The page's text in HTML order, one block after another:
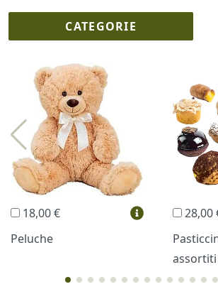
CATEGORIE
I più scelti
Profumi Collane
Trudi® THUN®
Regali Personalizzati
18,00 €
Peluche
28,00
assortiti